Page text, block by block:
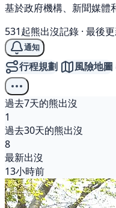
基於政府機構、新聞媒體
531起熊出沒記錄 · 最後
通知
行程規劃 風險地圖
過去7天的熊出沒
1
過去30天的熊出沒
8
最新出沒
13小時前